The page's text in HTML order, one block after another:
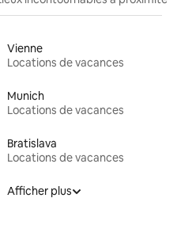
Vienne
Locations de vacances
Munich
Locations de vacances
Bratislava
Locations de vacances
Afficher plus